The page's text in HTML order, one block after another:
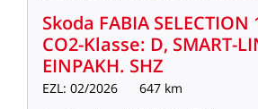
Skoda FABIA SELECTION
CO2-Klasse: D, SMART-
EINPAKH. SHZ
EZL: 02/2026 647 km